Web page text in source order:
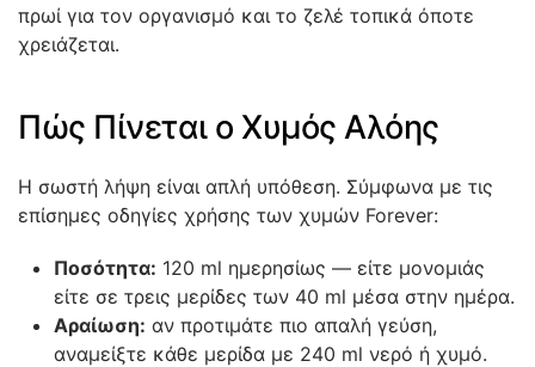
πρωί για τον οργανισμό και το ζελέ τοπικά όποτε
χρειάζεται.
Πώς Πίνεται ο Χυμός Αλόης
Η σωστή λήψη είναι απλή υπόθεση. Σύμφωνα με τις
επίσημες οδηγίες χρήσης των χυμών Forever:
Ποσότητα: 120 ml ημερησίως — είτε μονομιάς
είτε σε τρεις μερίδες των 40 ml μέσα στην ημέρα.
Αραίωση: αν προτιμάτε πιο απαλή γεύση,
αναμείξτε κάθε μερίδα με 240 ml νερό ή χυμό.